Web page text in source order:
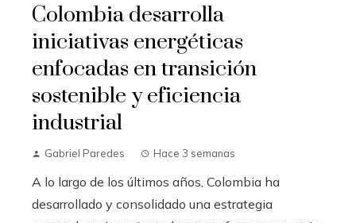
Colombia desarrolla
iniciativas energéticas
enfocadas en transición
sostenible y eficiencia
industrial
Gabriel Paredes Hace 3 semanas
A lo largo de los últimos años, Colombia ha
desarrollado y consolidado una estrategia